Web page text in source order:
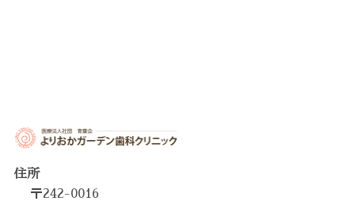
住所
〒242-0016